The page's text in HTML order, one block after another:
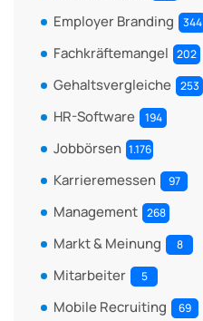
Employer Branding 344
Fachkräftemangel 202
Gehaltsvergleiche 253
HR-Software 194
Jobbörsen 1.176
Karrieremessen 97
Management 268
Markt & Meinung 8
Mitarbeiter 5
Mobile Recruiting 69